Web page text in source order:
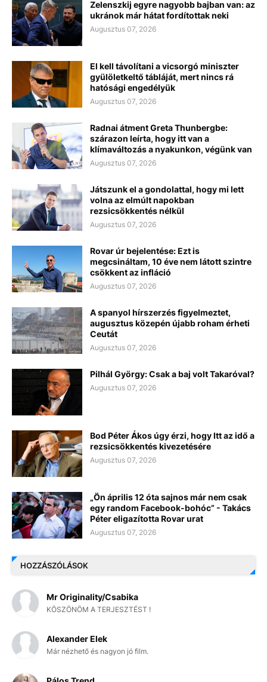
Zelenszkij egyre nagyobb bajban van: az
ukránok már hátat fordítottak neki
Augusztus 07, 2026
El kell távolítani a vicsorgó miniszter
gyülöletkeltő tábláját, mert nincs rá
hatósági engedélyük
Augusztus 07, 2026
Radnai átment Greta Thunbergbe:
szárazon leírta, hogy itt van a
klímaváltozás a nyakunkon, végünk van
Augusztus 07, 2026
Játszunk el a gondolattal, hogy mi lett
volna az elmúlt napokban
rezsicsökkentés nélkül
Augusztus 07, 2026
Rovar úr bejelentése: Ezt is
megcsináltam, 10 éve nem látott szintre
csökkent az infláció
Augusztus 07, 2026
A spanyol hírszerzés figyelmeztet,
augusztus közepén újabb roham érheti
Ceutát
Augusztus 07, 2026
Pilhál György: Csak a baj volt Takaróval?
Augusztus 07, 2026
Bod Péter Ákos úgy érzi, hogy Itt az idő a
rezsicsökkentés kivezetésére
Augusztus 07, 2026
„Ön április 12 óta sajnos már nem csak
egy random Facebook-bohóc” - Takács
Péter eligazította Rovar urat
Augusztus 07, 2026
HOZZÁSZÓLÁSOK
Mr Originality/Csabika
KÖSZÖNÖM A TERJESZTÉST !
Alexander Elek
Már nézhető és nagyon jó film.